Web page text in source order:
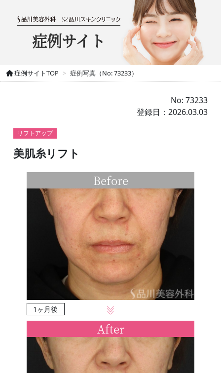
症例サイト
症例サイトTOP 症例写真（No: 73233）
No: 73233
登録日：2026.03.03
リフトアップ
美肌糸リフト
Before
1ヶ月後
After